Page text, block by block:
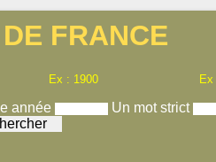
FRANCE
Ex : 1900
année Un mot strict